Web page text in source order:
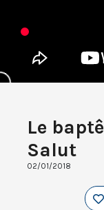
Le
Salut
02/01/2018